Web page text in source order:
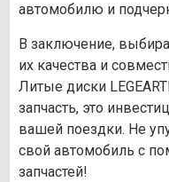
автомобилю и
В заключение,
их качества и
Литые диски
запчасть, это
вашей поездки. Не
свой автомобиль с
запчастей!